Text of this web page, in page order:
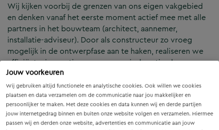
Jouw voorkeuren
Wij gebruiken altijd functionele en analytische cookies. Ook willen we cookies
plaatsen en data verzamelen om de communicatie naar jou makkelijker en
persoonlijker te maken. Met deze cookies en data kunnen wij en derde partijen
jouw internetgedrag binnen en buiten onze website volgen en verzamelen. Hiermee
passen wij en derden onze website, advertenties en communicatie aan jouw
Wij kijken voorbij de grenzen van ons eigen vakgebied
en denken vanaf het eerste moment actief mee met alle
partners in het bouwteam (architect, aannemer,
installatie-adviseur). Door als constructeur zo vroeg
mogelijk in de ontwerpfase aan te haken, realiseren we
efficiënte, innovatieve en economisch optimale
constructies — voor zowel nieuwbouw als renovatie.
Onze Expertises en Activiteiten
B&Z Bouwtechniek verzorgt het volledige constructieve